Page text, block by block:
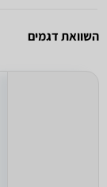
השוואת דגמים